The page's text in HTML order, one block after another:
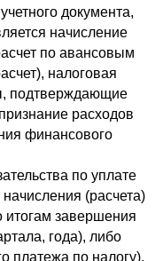
документа,
начисление
по авансовым
налоговая
подтверждающие
расходов
финансового
по уплате
(расчета)
итогам завершения
года), либо
платежа по налогу),